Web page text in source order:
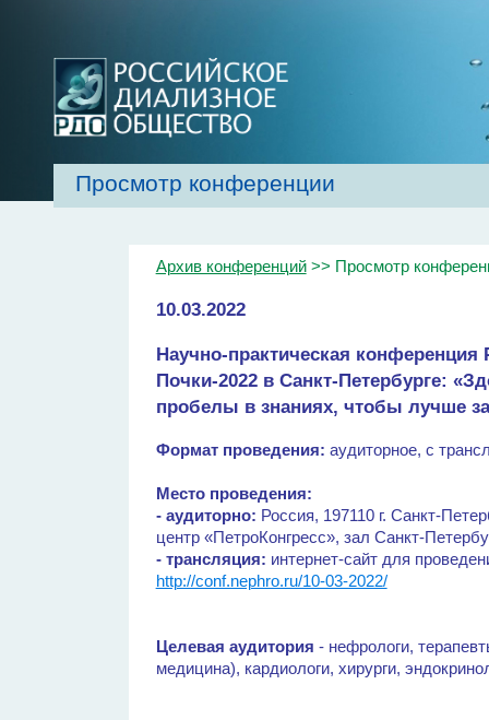
Главная Об обществе
Просмотр конференции
Архив конференций>> Просмотр
10.03.2022
Научно-практическая
Почки-2022 в Санкт-Петербурге:
пробелы в знаниях, чтобы лучше
Формат проведения: аудиторное, с
Место проведения:
- аудиторно: Россия, 197110 г. Санкт-
центр «ПетроКонгресс», зал Санкт-
- трансляция: интернет-сайт для
http://conf.nephro.ru/10-03-2022/
Целевая аудитория - нефрологи,
медицина), кардиологи, хирурги,